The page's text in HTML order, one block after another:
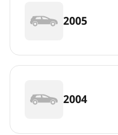
2005
2004